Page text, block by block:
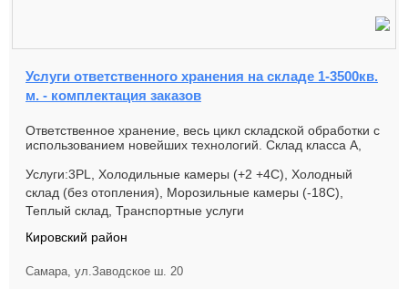
Услуги ответственного хранения на складе 1-3500кв.
м. - комплектация заказов
Ответственное хранение, весь цикл складской обработки с
использованием новейших технологий. Склад класса А,
Услуги:3PL, Холодильные камеры (+2 +4С), Холодный
склад (без отопления), Морозильные камеры (-18С),
Теплый склад, Транспортные услуги
Кировский район
Самара, ул.Заводское ш. 20